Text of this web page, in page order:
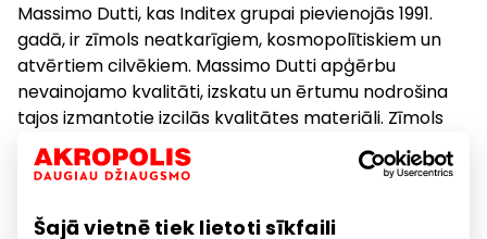
Šajā vietnē tiek lietoti sīkfaili
Massimo Dutti, kas Inditex grupai pievienojās 1991.
gadā, ir zīmols neatkarīgiem, kosmopolītiskiem un
atvērtiem cilvēkiem. Massimo Dutti apģērbu
nevainojamo kvalitāti, izskatu un ērtumu nodrošina
tajos izmantotie izcilās kvalitātes materiāli. Zīmols
dod priekšroku dabīgiem audumiem un inovatīvām
dabīgo šķiedru kombinācijām.